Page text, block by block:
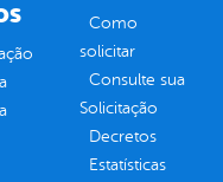
Como
solicitar
Consulte sua
Solicitação
Decretos
Estatísticas